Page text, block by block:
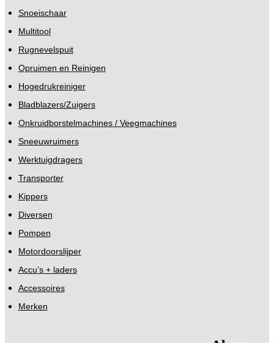
Snoeischaar
Multitool
Rugnevelspuit
Opruimen en Reinigen
Hogedrukreiniger
Bladblazers/Zuigers
Onkruidborstelmachines / Veegmachines
Sneeuwruimers
Werktuigdragers
Transporter
Kippers
Diversen
Pompen
Motordoorslijper
Accu’s + laders
Accessoires
Merken